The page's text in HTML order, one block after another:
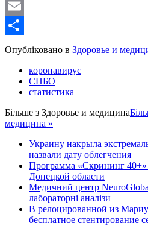
WordPress
Email
Share
Опубліковано в Здоровье и
коронавирус
СНБО
статистика
Більше з Здоровье и медицина
медицина »
Украину накрыла
назвали дату облегчения
Программа «Скрининг 40+»
Донецкой области
Медичний центр
лабораторні аналізи
В релоцированной из
бесплатное стентирование